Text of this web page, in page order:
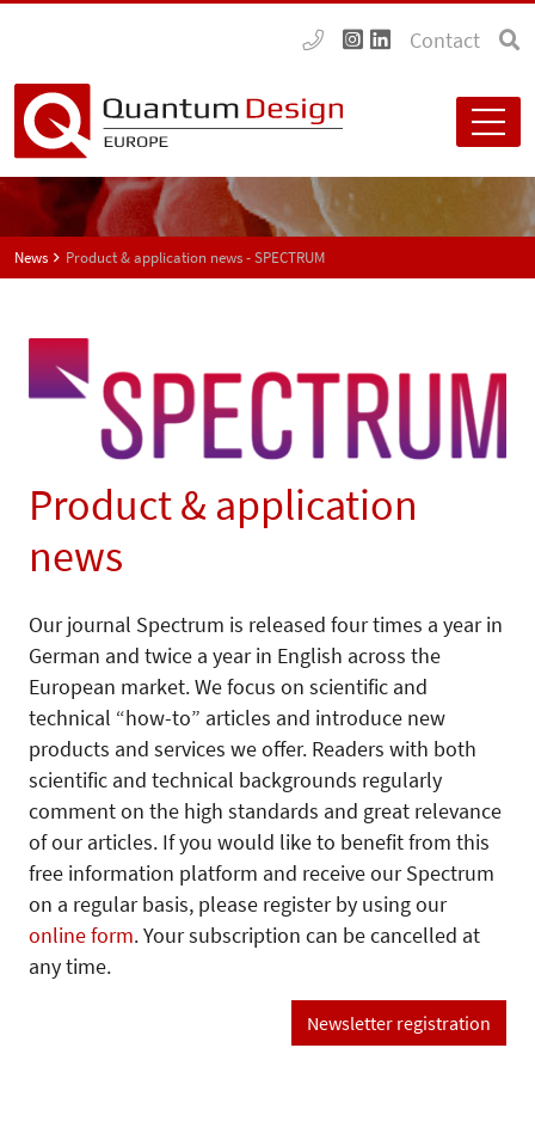
Contact
News Product & application news - SPECTRUM
Product & application
news
Our journal Spectrum is released four times a year in
German and twice a year in English across the
European market. We focus on scientific and
technical “how-to” articles and introduce new
products and services we offer. Readers with both
scientific and technical backgrounds regularly
comment on the high standards and great relevance
of our articles. If you would like to benefit from this
free information platform and receive our Spectrum
on a regular basis, please register by using our
online form. Your subscription can be cancelled at
any time.
Newsletter registration